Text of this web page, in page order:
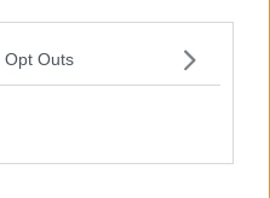
Opt Outs
nuovi positivi
24 ore nel Pistoiese